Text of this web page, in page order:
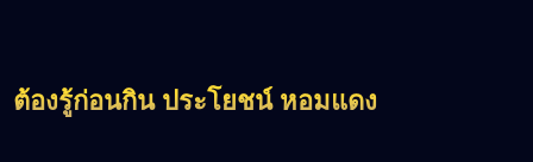
ต้องรู้ก่อนกิน ประโยชน์ หอมแดง